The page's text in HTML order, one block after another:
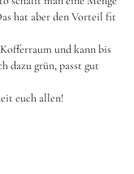
hat aber den Vorteil fit
und kann bis
dazu grün, passt gut
euch allen!